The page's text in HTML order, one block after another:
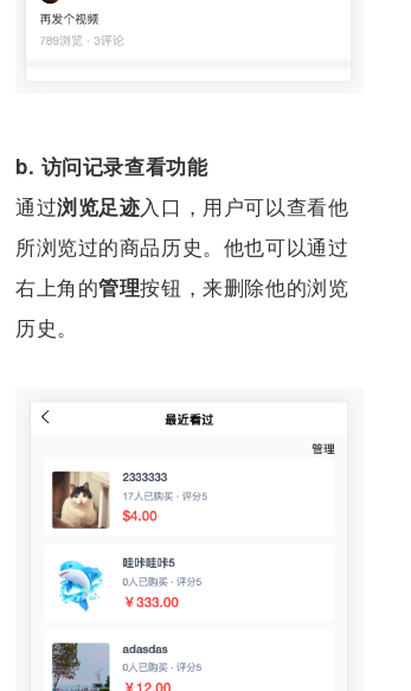
b. 访问记录查看功能
通过浏览足迹入口，用户可以查看他
所浏览过的商品历史。他也可以通过
右上角的管理按钮，来删除他的浏览
历史。